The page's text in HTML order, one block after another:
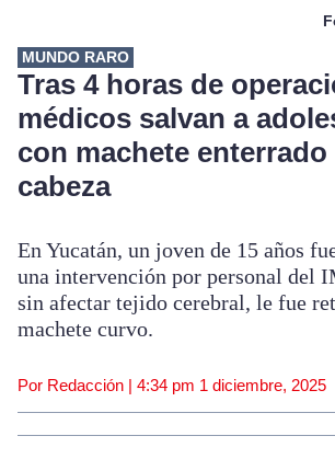
MUNDO RARO
Tras 4 horas de
médicos salvan a
con machete enterrado
cabeza
En Yucatán, un joven de 15 años
una intervención por personal del
sin afectar tejido cerebral, le fue
machete curvo.
Por Redacción | 4:34 pm 1 diciembre, 2025